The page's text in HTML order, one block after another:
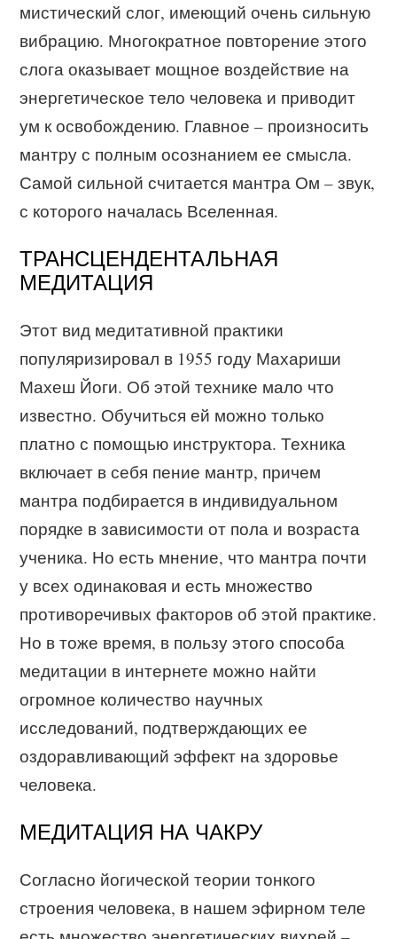
мистический слог, имеющий очень сильную
вибрацию. Многократное повторение этого
слога оказывает мощное воздействие на
энергетическое тело человека и приводит
ум к освобождению. Главное – произносить
мантру с полным осознанием ее смысла.
Самой сильной считается мантра Ом – звук,
с которого началась Вселенная.
ТРАНСЦЕНДЕНТАЛЬНАЯ
МЕДИТАЦИЯ
Этот вид медитативной практики
популяризировал в 1955 году Махариши
Махеш Йоги. Об этой технике мало что
известно. Обучиться ей можно только
платно с помощью инструктора. Техника
включает в себя пение мантр, причем
мантра подбирается в индивидуальном
порядке в зависимости от пола и возраста
ученика. Но есть мнение, что мантра почти
у всех одинаковая и есть множество
противоречивых факторов об этой практике.
Но в тоже время, в пользу этого способа
медитации в интернете можно найти
огромное количество научных
исследований, подтверждающих ее
оздоравливающий эффект на здоровье
человека.
МЕДИТАЦИЯ НА ЧАКРУ
Согласно йогической теории тонкого
строения человека, в нашем эфирном теле